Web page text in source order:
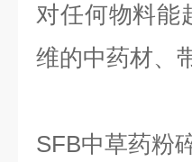
对任何物料能
维的中药材、
SFB中草药粉